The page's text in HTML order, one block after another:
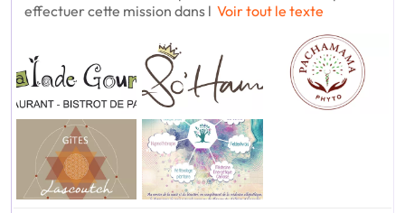
effectuer cette mission dans l Voir tout le texte